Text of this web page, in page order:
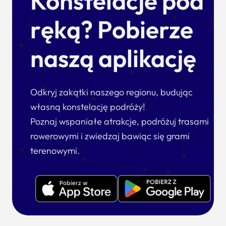
ręką? Pobierze
naszą aplikację
Odkryj zakątki naszego regionu, budując
własną konstelację podróży!
Poznaj wspaniałe atrakcje, podróżuj trasami
rowerowymi i zwiedzaj bawiąc się grami
terenowymi.